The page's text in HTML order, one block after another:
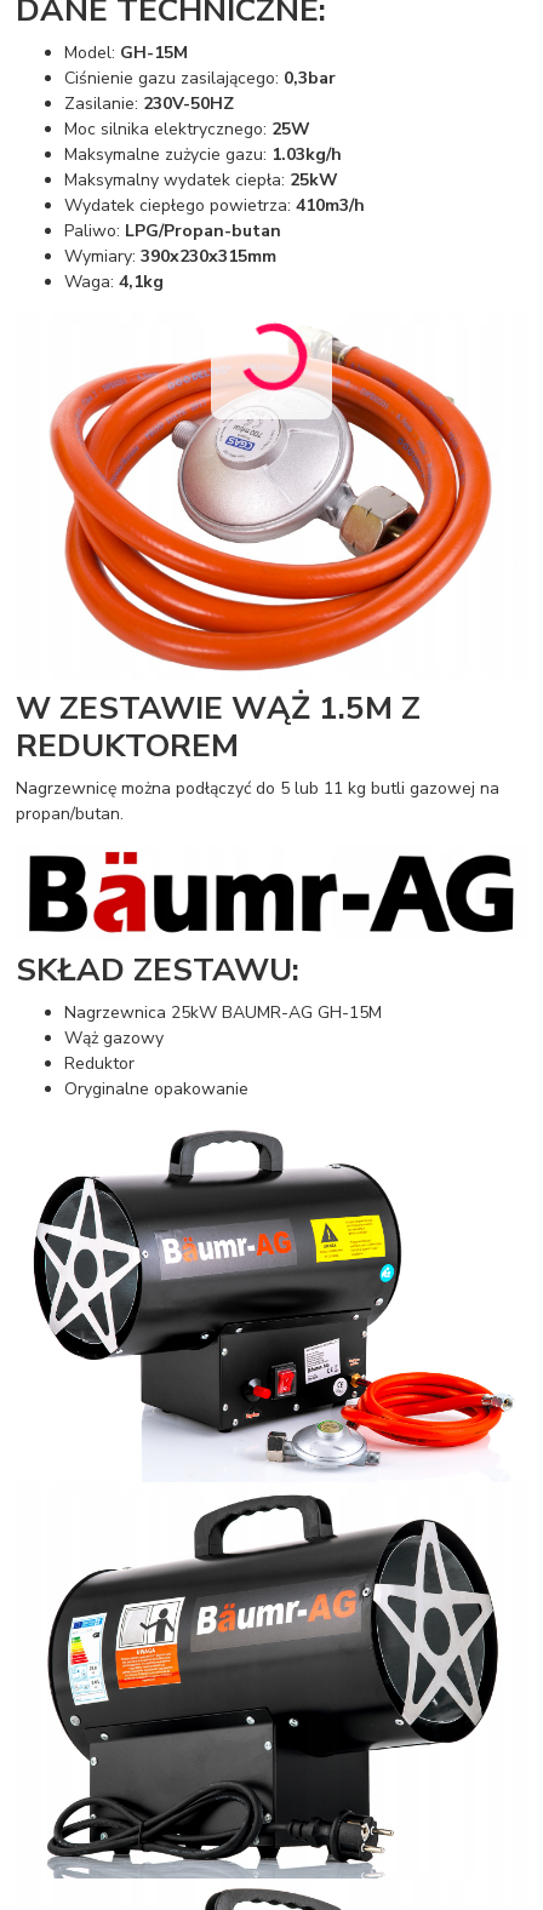
DANE TECHNICZNE:
Model: GH-15M
Ciśnienie gazu zasilającego: 0,3bar
Zasilanie: 230V-50HZ
Moc silnika elektrycznego: 25W
Maksymalne zużycie gazu: 1.03kg/h
Maksymalny wydatek ciepła: 25kW
Wydatek ciepłego powietrza: 410m3/h
Paliwo: LPG/Propan-butan
Wymiary:390x230x315mm
Waga:4,1kg
W ZESTAWIE WĄŻ 1.5M Z
REDUKTOREM
Nagrzewnicę można podłączyć do 5 lub 11 kg butli gazowej na
propan/butan.
SKŁAD ZESTAWU:
Nagrzewnica 25kW BAUMR-AG GH-15M
Wąż gazowy
Reduktor
Oryginalne opakowanie